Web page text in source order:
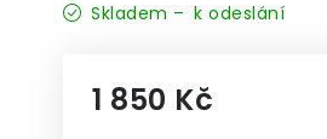
Skladem –⁠⁠⁠⁠⁠⁠ k odeslání
1 850 Kč